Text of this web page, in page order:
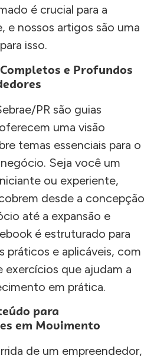
é crucial para a
e nossos artigos são uma
isso.
e Profundos
PR são guias
uma visão
temas essenciais para o
Seja você um
ou experiente,
desde a concepção
até a expansão e
é estruturado para
práticos e aplicáveis, com
exercícios que ajudam a
em prática.
para
em Movimento
de um empreendedor,